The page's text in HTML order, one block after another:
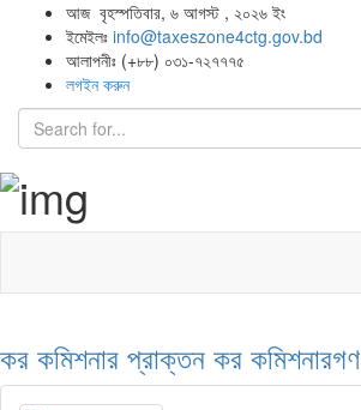
আজ বৃহস্পতিবার, ৬ আগস্ট , ২০২৬ ইং
ইমেইলঃ info@taxeszone4ctg.gov.bd
আলাপনীঃ (+৮৮) ০৩১-৭২৭৭৭৫
লগইন করুন
কর কমিশনার প্রাক্তন কর কমিশনারগণ